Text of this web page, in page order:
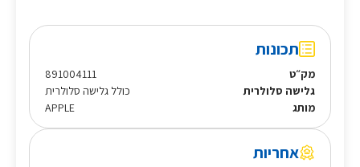
תכונות
מק״ט
891004111
גלישה סלולרית
כולל גלישה סלולרית
מותג
APPLE
אחריות